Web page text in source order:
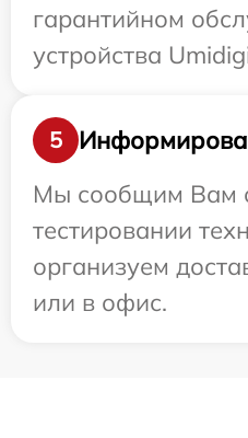
гарантийном
устройства
5
Мы сообщим Вам
тестировании
организуем
или в офис.